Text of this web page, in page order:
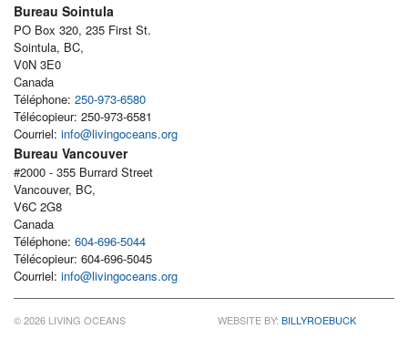
Bureau Sointula
PO Box 320, 235 First St.
Sointula, BC,
V0N 3E0
Canada
Téléphone: 250-973-6580
Télécopieur: 250-973-6581
Courriel: info@livingoceans.org
Bureau Vancouver
#2000 - 355 Burrard Street
Vancouver, BC,
V6C 2G8
Canada
Téléphone: 604-696-5044
Télécopieur: 604-696-5045
Courriel: info@livingoceans.org
© 2026 LIVING OCEANS WEBSITE BY: BILLYROEBUCK